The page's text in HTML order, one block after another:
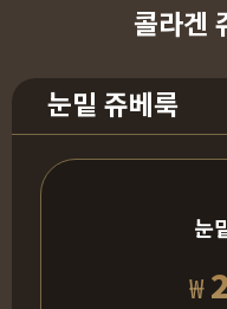
콜라겐
눈밑 쥬베룩
눈
₩